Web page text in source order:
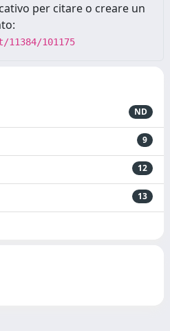
per citare o creare un
101175
ND
9
12
13